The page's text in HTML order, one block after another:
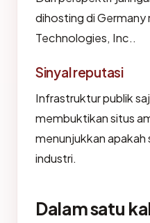
dihosting di Germany
Technologies, Inc..
Sinyal reputasi
Infrastruktur publik
membuktikan situs
menunjukkan
industri.
Dalam satu